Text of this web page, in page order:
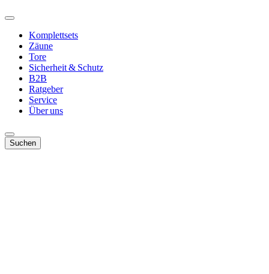
Komplettsets
Zäune
Tore
Sicherheit & Schutz
B2B
Ratgeber
Service
Über uns
Suchen